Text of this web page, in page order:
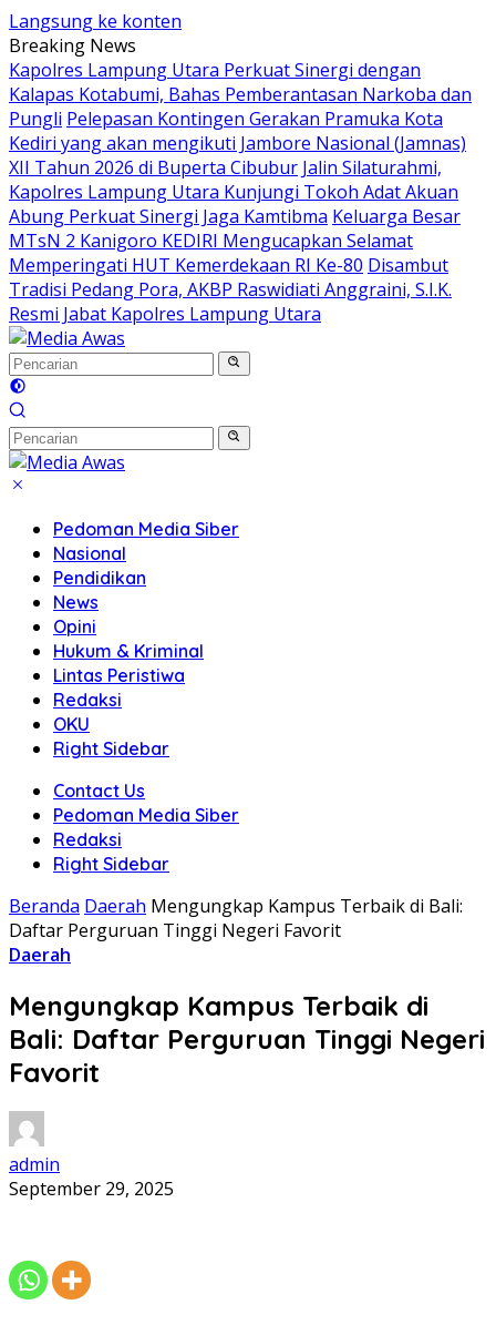
Langsung ke konten
Breaking News
Kapolres Lampung Utara Perkuat Sinergi dengan
Kalapas Kotabumi, Bahas Pemberantasan Narkoba dan
Pungli Pelepasan Kontingen Gerakan Pramuka Kota
Kediri yang akan mengikuti Jambore Nasional (Jamnas)
XII Tahun 2026 di Buperta Cibubur Jalin Silaturahmi,
Kapolres Lampung Utara Kunjungi Tokoh Adat Akuan
Abung Perkuat Sinergi Jaga Kamtibma Keluarga Besar
MTsN 2 Kanigoro KEDIRI Mengucapkan Selamat
Memperingati HUT Kemerdekaan RI Ke-80 Disambut
Tradisi Pedang Pora, AKBP Raswidiati Anggraini, S.I.K.
Resmi Jabat Kapolres Lampung Utara
Pedoman Media Siber
Nasional
Pendidikan
News
Opini
Hukum & Kriminal
Lintas Peristiwa
Redaksi
OKU
Right Sidebar
Contact Us
Pedoman Media Siber
Redaksi
Right Sidebar
Beranda Daerah Mengungkap Kampus Terbaik di Bali:
Daftar Perguruan Tinggi Negeri Favorit
Daerah
Mengungkap Kampus Terbaik di
Bali: Daftar Perguruan Tinggi Negeri
Favorit
admin
September 29, 2025